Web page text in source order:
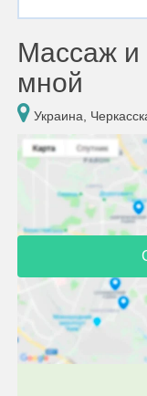
Массаж и
мной
Украина,